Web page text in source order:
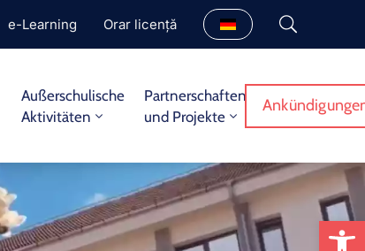
e-Learning Orar licență
Außerschulische
Aktivitäten
Partnerschaften
und Projekte